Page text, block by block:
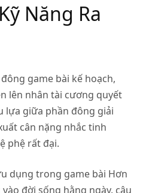
Năng Ra
game bài kế hoạch,
lên nhân tài cương quyết
lựa giữa phần đông giải
cân nặng nhắc tinh
phệ rất đại.
dụng trong game bài Hơn
đời sống hằng ngày. câu